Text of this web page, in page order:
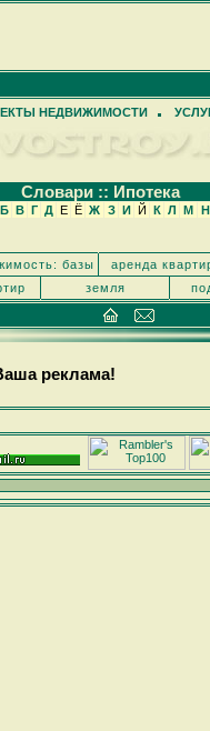
НЕДВИЖИМОСТИ
Cловари :: Ипотека
Б В Г Д Е Ё Ж З И Й К Л М Н
базы
аренда
земля
реклама!